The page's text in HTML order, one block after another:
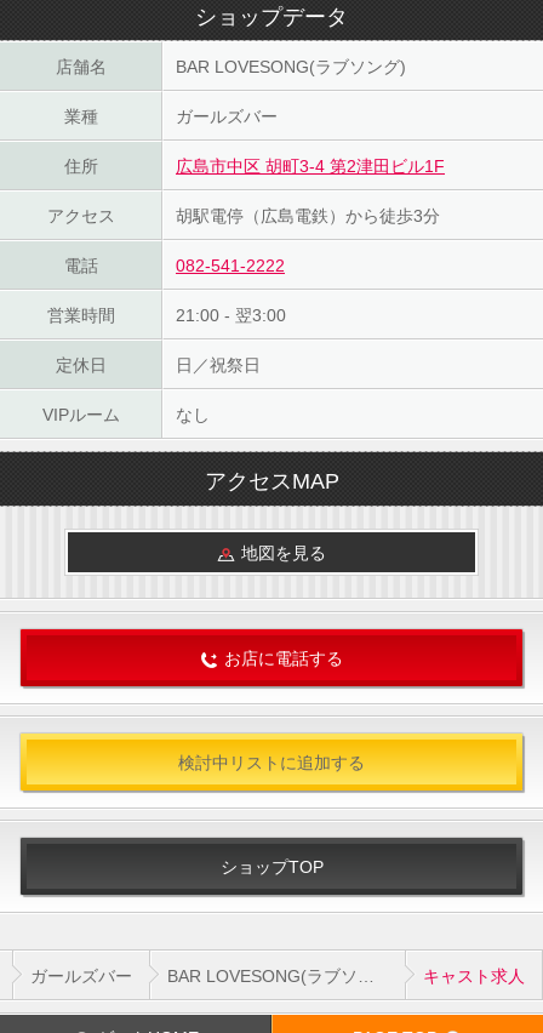
ショップデータ
店舗名 BAR LOVESONG(ラブソング)
業種 ガールズバー
住所 広島市中区 胡町3-4 第2津田ビル1F
アクセス 胡駅電停（広島電鉄）から徒歩3分
電話 082-541-2222
営業時間 21:00 - 翌3:00
定休日 日／祝祭日
VIPルーム なし
アクセスMAP
地図を見る
お店に電話する
検討中リストに追加する
ショップTOP
ガールズバー キャスト求人